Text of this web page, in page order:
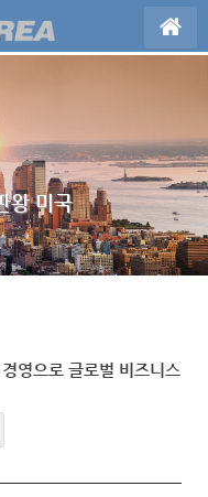
왕 미국